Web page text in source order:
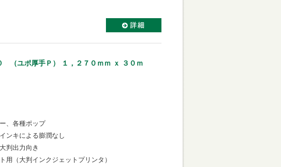
ユポ厚手Ｐ） １，２７０ｍｍ ｘ ３０ｍ
、各種ポップ
ンキによる膨潤なし
、大判出力向き
大判インクジェットプリンタ）